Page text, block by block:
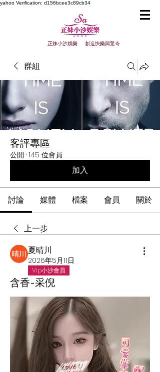
yahoo Verification: d156bcee3c89cb34
正妹小沙娛樂 創造快樂與驚奇
群組
客評專區
公開 · 145 位會員
加入
討論 媒體 檔案 會員 關於
上一步
夏晴川
2026年5月11日
Vip小沙會員
含香-采倪